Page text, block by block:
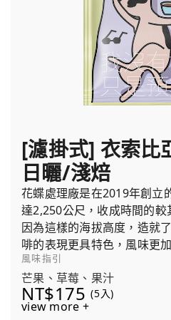
[濾掛式] 衣索比
日曬/淺焙
花蝶處理廠是在2019年創立
達2,250公尺，收成時間的
因為這樣的海拔高度，造就
啡的表現更具特色，風味更
風味指引
芒果、草莓、果汁
NT$175 (5入)
view more +